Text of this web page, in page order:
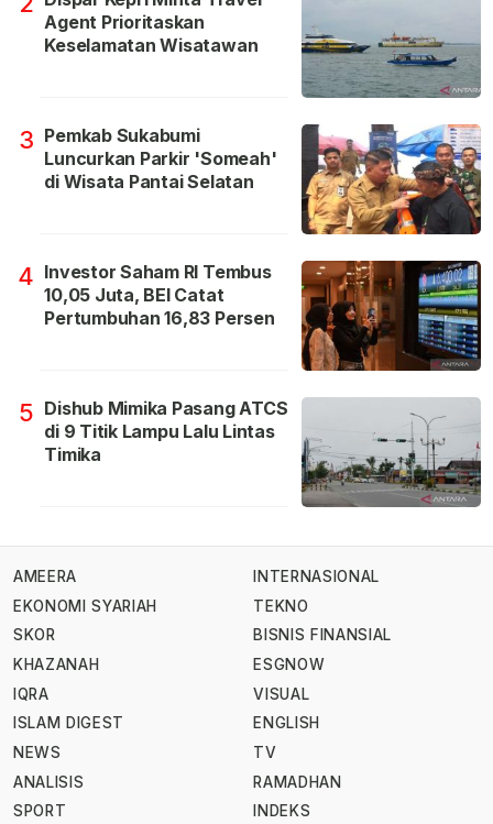
Agent Prioritaskan
Keselamatan Wisatawan
3 Pemkab Sukabumi
Luncurkan Parkir 'Someah'
di Wisata Pantai Selatan
4 Investor Saham RI Tembus
10,05 Juta, BEI Catat
Pertumbuhan 16,83 Persen
5 Dishub Mimika Pasang ATCS
di 9 Titik Lampu Lalu Lintas
Timika
AMEERA
EKONOMI SYARIAH
SKOR
KHAZANAH
IQRA
ISLAM DIGEST
NEWS
ANALISIS
SPORT
INTERNASIONAL
TEKNO
BISNIS FINANSIAL
ESGNOW
VISUAL
ENGLISH
TV
RAMADHAN
INDEKS